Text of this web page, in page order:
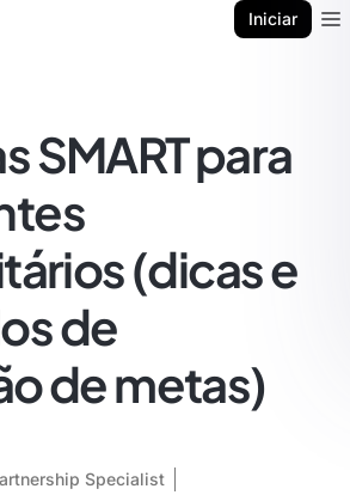
Iniciar
SMART para
(dicas e
de
de metas)
Specialist